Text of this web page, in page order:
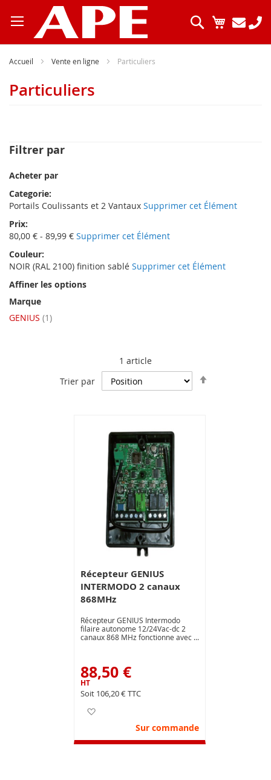
au
contenu
Mon
Chercher
Accueil Vente en ligne Particuliers
Particuliers
1 article
Trier par
Récepteur GENIUS
INTERMODO 2 canaux
868MHz
Récepteur GENIUS Intermodo
filaire autonome 12/24Vac-dc 2
canaux 868 MHz fonctionne avec
88,50 €
106,20 €
Sur commande
Filtrer par
Acheter par
Categorie
Portails Coulissants et 2 Vantaux Supprimer cet Élément
Prix
80,00 € - 89,99 € Supprimer cet Élément
Couleur
NOIR (RAL 2100) finition sablé Supprimer cet Élément
Affiner les options
Marque
GENIUS 1article